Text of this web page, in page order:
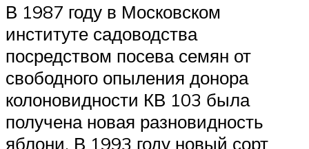
В 1987 году в Московском
институте садоводства
посредством посева семян от
свободного опыления донора
колоновидности КВ 103 была
получена новая разновидность
яблони. В 1993 году новый сорт